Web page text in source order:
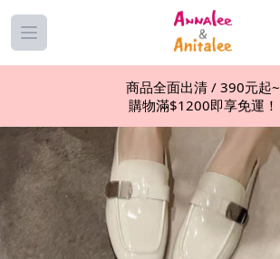
Open main menu
商品全面出清 / 390元起~
購物滿$1200即享免運！